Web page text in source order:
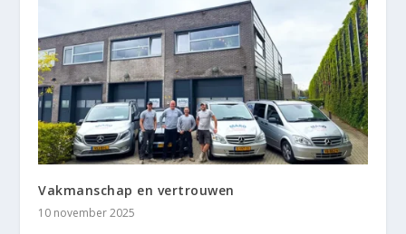
Vakmanschap en vertrouwen
10 november 2025